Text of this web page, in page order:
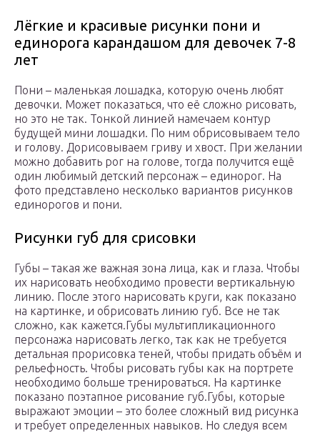
Лёгкие и красивые рисунки пони и
единорога карандашом для девочек 7-8
лет
Пони – маленькая лошадка, которую очень любят
девочки. Может показаться, что её сложно рисовать,
но это не так. Тонкой линией намечаем контур
будущей мини лошадки. По ним обрисовываем тело
и голову. Дорисовываем гриву и хвост. При желании
можно добавить рог на голове, тогда получится ещё
один любимый детский персонаж – единорог. На
фото представлено несколько вариантов рисунков
единорогов и пони.
Рисунки губ для срисовки
Губы – такая же важная зона лица, как и глаза. Чтобы
их нарисовать необходимо провести вертикальную
линию. После этого нарисовать круги, как показано
на картинке, и обрисовать линию губ. Все не так
сложно, как кажется.Губы мультипликационного
персонажа нарисовать легко, так как не требуется
детальная прорисовка теней, чтобы придать объём и
рельефность. Чтобы рисовать губы как на портрете
необходимо больше тренироваться. На картинке
показано поэтапное рисование губ.Губы, которые
выражают эмоции – это более сложный вид рисунка
и требует определенных навыков. Но следуя всем